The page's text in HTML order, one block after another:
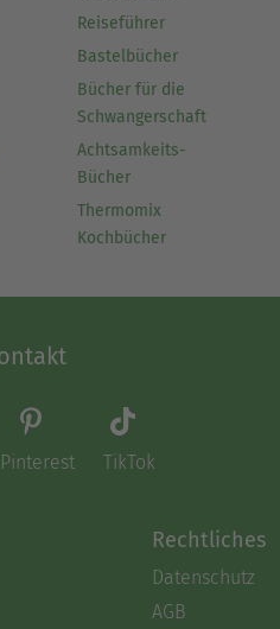
Reiseführer
Bastelbücher
Bücher für die
Schwangerschaft
Achtsamkeits-
Bücher
Thermomix
Kochbücher
Pinterest TikTok
Rechtliches
Datenschutz
AGB